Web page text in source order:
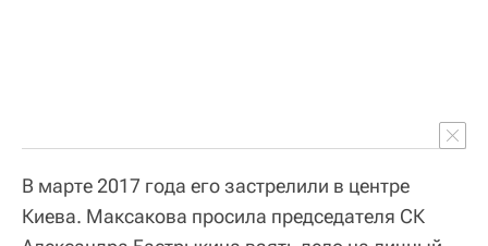
В марте 2017 года его застрелили в центре
Киева. Максакова просила председателя СК